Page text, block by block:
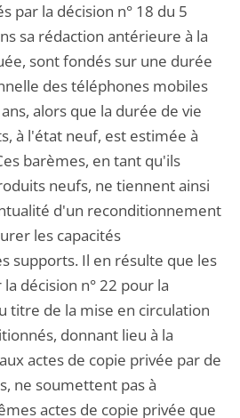
par la décision n° 18 du 5
sa rédaction antérieure à la
sont fondés sur une durée
des téléphones mobiles
alors que la durée de vie
à l'état neuf, est estimée à
barèmes, en tant qu'ils
neufs, ne tiennent ainsi
d'un reconditionnement
les capacités
supports. Il en résulte que les
décision n° 22 pour la
titre de la mise en circulation
donnant lieu à la
actes de copie privée par de
ne soumettent pas à
actes de copie privée que